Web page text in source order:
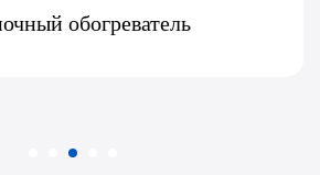
обогреватель